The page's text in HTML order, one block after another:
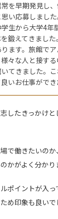
を早期発見し
い応募しました
生から大学4年
鍛えてきまし
ます。旅館で
々な人と接す
てきました。
いお仕事ができ
したきっかけと
で働きたいの
かがよく分かり
ポイントが入
め印象も良いで